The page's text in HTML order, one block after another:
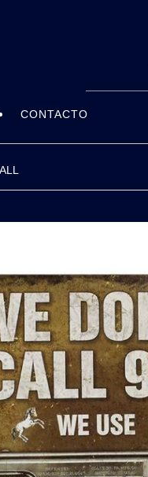
CONTACTO